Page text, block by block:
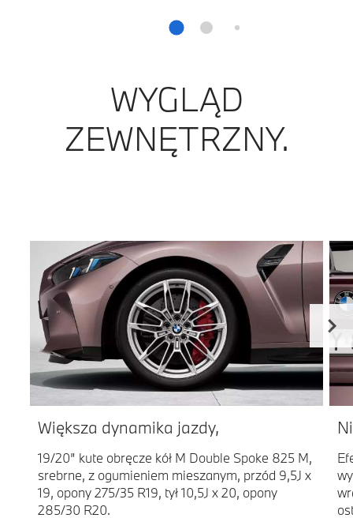
WYGLĄD
ZEWNĘTRZNY.
Większa dynamika jazdy,
19/20” kute obręcze kół M Double Spoke 825 M,
srebrne, z ogumieniem mieszanym, przód 9,5J x
19, opony 275/35 R19, tył 10,5J x 20, opony
285/30 R20.